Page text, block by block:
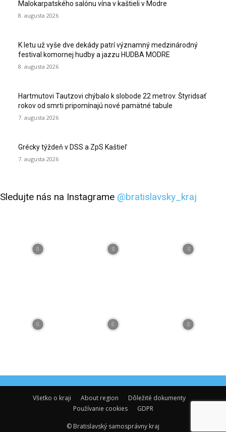
Malokarpatského salónu vína v kaštieli v Modre
8. augusta 2026
K letu už vyše dve dekády patrí významný medzinárodný
festival komornej hudby a jazzu HUDBA MODRE
8. augusta 2026
Hartmutovi Tautzovi chýbalo k slobode 22 metrov. Štyridsať
rokov od smrti pripomínajú nové pamätné tabule
7. augusta 2026
Grécky týždeň v DSS a ZpS Kaštieľ
7. augusta 2026
Sledujte nás na Instagrame @bratislavsky_kraj
Všetko o kraji
About region
Dôležité dokumenty
Používanie cookies
GDPR
© Bratislavský samosprávny kraj